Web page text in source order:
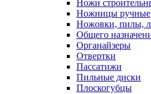
Ножи
Ножницы ручные
Ножовки, пилы,
Общего
Органайзеры
Отвертки
Пассатижи
Пильные диски
Плоскогубцы